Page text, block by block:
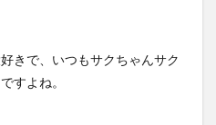
きで、いつもサクちゃんサク
すよね。